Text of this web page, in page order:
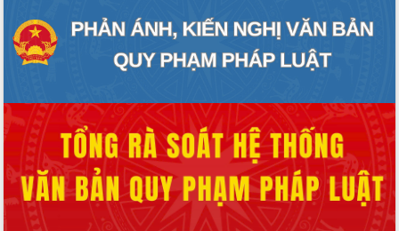
Tăng cường giám sát, đôn đốc thực
hiện nhiệm vụ quản lý tài sản công
hàng tuần
công tác cải cách thủ tục hành chính
tại Trung tâm Phục vụ hành chính
công tỉnh
Đắk Lắk: Tôn vinh 46 giải pháp tại Hội
thi Sáng tạo Kỹ thuật 2024 - 2025
Đắk Lắk rà soát, điều chỉnh Đề án 190
về phát triển nuôi trồng thủy sản